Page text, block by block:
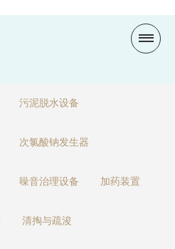
污泥脱水设备
次氯酸钠发生器
噪音治理设备 加药装置
清掏与疏浚